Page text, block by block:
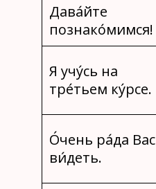
Дава́йте
познако́мимся!
Я учу́сь на
тре́тьем ку́рсе.
О́чень ра́да Вас
ви́деть.